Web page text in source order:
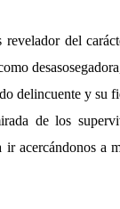
del
delincuente y su
de los
acercándonos a